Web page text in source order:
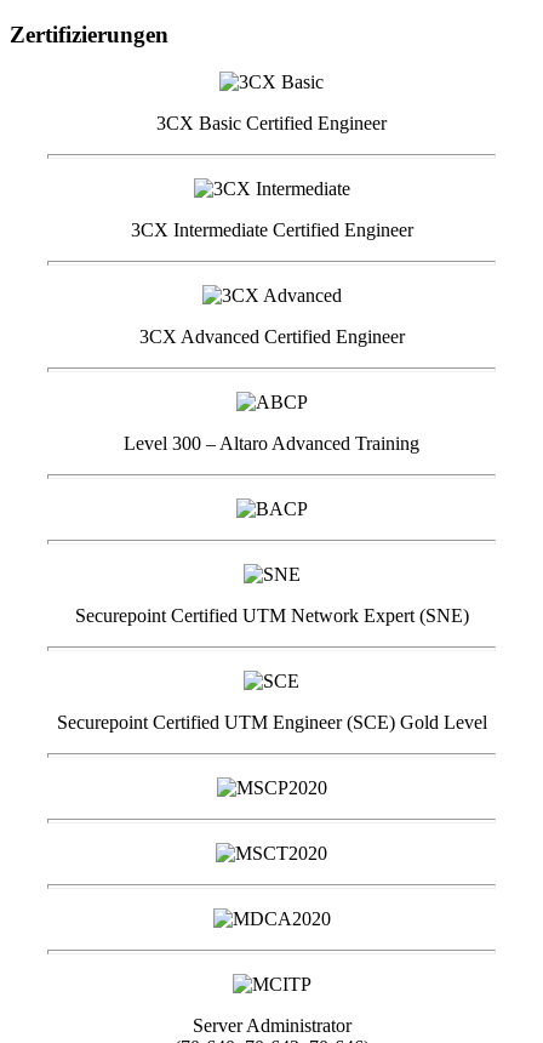
Zertifizierungen
3CX Basic Certified Engineer
3CX Intermediate Certified Engineer
3CX Advanced Certified Engineer
Level 300 – Altaro Advanced Training
Securepoint Certified UTM Network Expert (SNE)
Securepoint Certified UTM Engineer (SCE) Gold Level
Server Administrator